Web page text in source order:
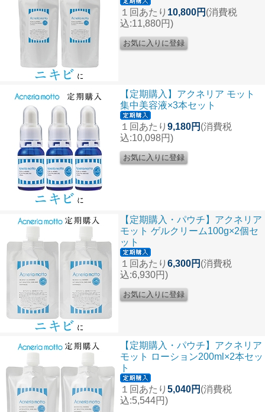
１回あたり 10,800円 (消費税
込:11,880円)
【定期購入】アクネリア モット
集中美容液×3本セット
１回あたり 9,180円 (消費税
込:10,098円)
【定期購入・パウチ】アクネリア
モット ゲルクリーム100g×2個セ
ット
１回あたり 6,300円 (消費税
込:6,930円)
【定期購入・パウチ】アクネリア
モット ローション200ml×2本セッ
ト
１回あたり 5,040円 (消費税
込:5,544円)